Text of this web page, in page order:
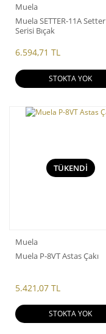
Muela
Muela SETTER-11A Setter
Serisi Bıçak
6.594,71 TL
STOKTA YOK
TÜKENDİ
Muela
Muela P-8VT Astas Çakı
5.421,07 TL
STOKTA YOK